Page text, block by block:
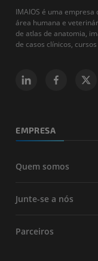
IMAIOS é uma
área humana e
de atlas de anatomia,
de casos clínicos,
EMPRESA
Quem somos
Junte-se a nós
Parceiros